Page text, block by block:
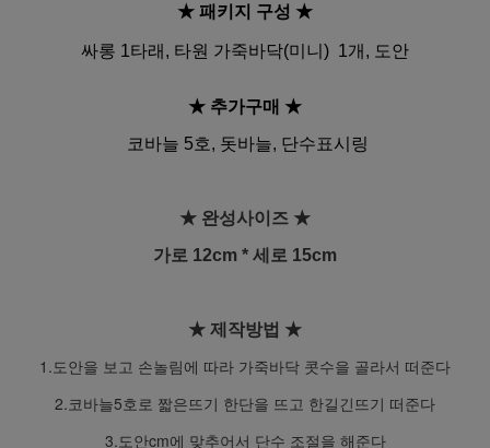
★ 패키지 구성 ★
싸롱 1타래, 타원 가죽바닥(미니) 1개, 도안
★ 추가구매 ★
코바늘 5호, 돗바늘, 단수표시링
★ 완성사이즈 ★
가로 12cm * 세로 15cm
★ 제작방법 ★
1.도안을 보고 손놀림에 따라 가죽바닥 콧수을 골라서 떠준다
2.코바늘5호로 짧은뜨기 한단을 뜨고 한길긴뜨기 떠준다
3.도안cm에 맞추어서 단수 조절을 해준다